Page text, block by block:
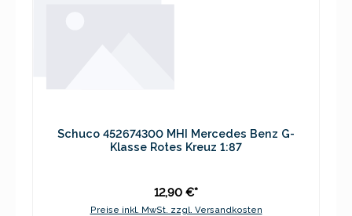
Schuco 452674300 MHI Mercedes Benz G-
Klasse Rotes Kreuz 1:87
12,90 €*
Preise inkl. MwSt. zzgl. Versandkosten